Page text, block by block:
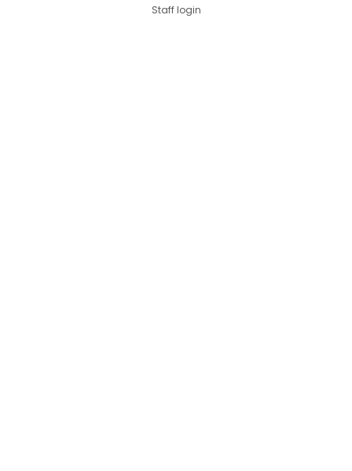
Staff login